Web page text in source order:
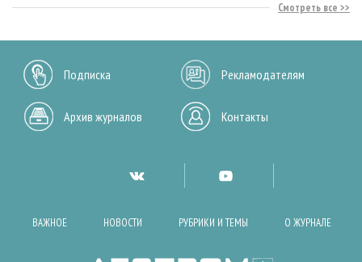
Смотреть все
Подписка Рекламодателям
Архив журналов Контакты
ВАЖНОЕ НОВОСТИ РУБРИКИ И ТЕМЫ О ЖУРНАЛЕ